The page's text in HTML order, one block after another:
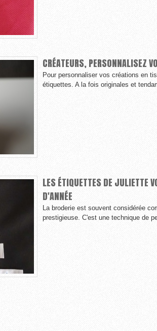
CRÉATEURS, PERSONNALISEZ
Pour personnaliser vos créations en
étiquettes. A la fois originales et
LES ÉTIQUETTES DE JULIETTE
D'ANNÉE
La broderie est souvent considérée
prestigieuse. C'est une technique de